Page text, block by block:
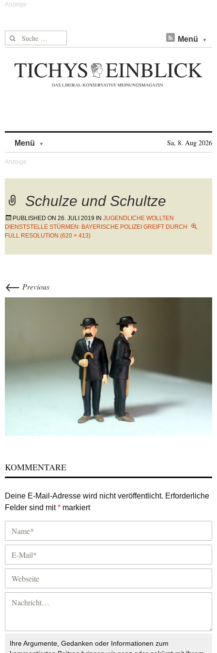
Suche nach: Menü
Menü Sa, 8. Aug 2026
Schulze und Schultze
PUBLISHED ON 26. JULI 2019 IN JUGENDLICHE WOLLTEN
DIENSTSTELLE STÜRMEN: BAYERISCHE POLIZEI GREIFT DURCH
FULL RESOLUTION (620 × 413)
← Previous
KOMMENTARE
Deine E-Mail-Adresse wird nicht veröffentlicht. Erforderliche
Felder sind mit* markiert
Ihre Argumente, Gedanken oder Informationen zum